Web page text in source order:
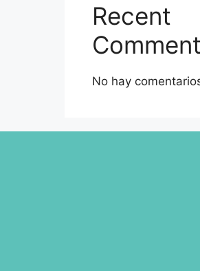
Recent
No hay